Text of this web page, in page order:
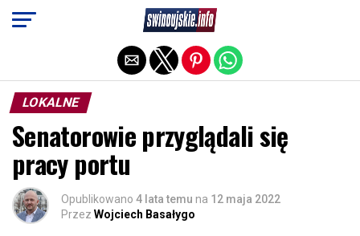
LOKALNE
Senatorowie przyglądali się
pracy portu
Opublikowano 4 lata temu na 12 maja 2022
Przez Wojciech Basałygo
Exit mobile version